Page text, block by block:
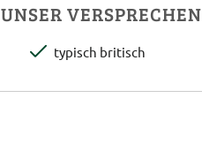
UNSER VERSPRECHEN
typisch britisch